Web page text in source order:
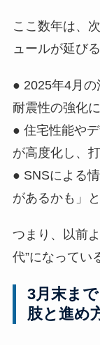
ここ数年は、
ュールが延び
● 2025年4月の
耐震性の強化
● 住宅性能や
が高度化し、
● SNSによる
があるかも」
つまり、以前
代”になってい
3月末ま
肢と進め